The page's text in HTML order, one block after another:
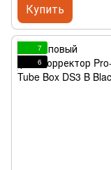
Купить
7
6